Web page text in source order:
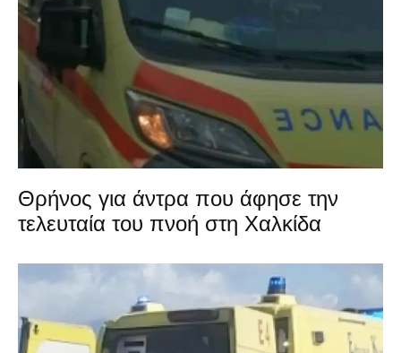
Θρήνος για άντρα που άφησε την
τελευταία του πνοή στη Χαλκίδα